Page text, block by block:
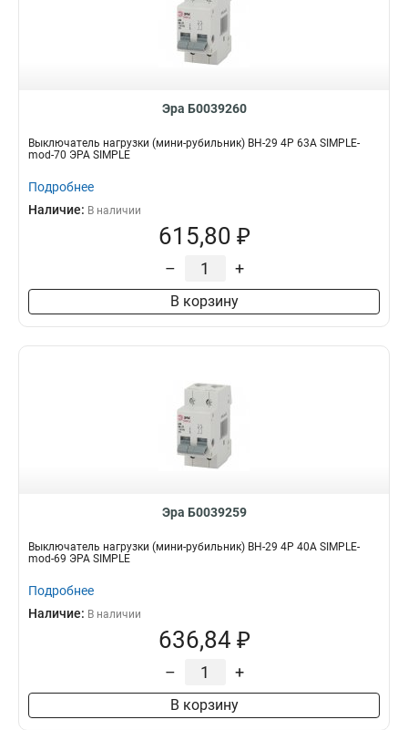
Эра Б0039260
Выключатель нагрузки (мини-рубильник) ВН-29 4P 63А SIMPLE-
mod-70 ЭРА SIMPLE
Подробнее
Наличие: В наличии
615,80 ₽
– +
В корзину
Эра Б0039259
Выключатель нагрузки (мини-рубильник) ВН-29 4P 40А SIMPLE-
mod-69 ЭРА SIMPLE
Подробнее
Наличие: В наличии
636,84 ₽
– +
В корзину